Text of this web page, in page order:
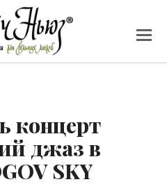
концерт
джаз в
SKY